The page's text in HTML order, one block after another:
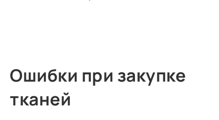
Ошибки при закупке
тканей